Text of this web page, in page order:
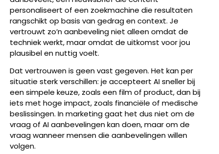
personaliseert of een zoekmachine die resultaten
rangschikt op basis van gedrag en context. Je
vertrouwt zo’n aanbeveling niet alleen omdat de
techniek werkt, maar omdat de uitkomst voor jou
plausibel en nuttig voelt.
Dat vertrouwen is geen vast gegeven. Het kan per
situatie sterk verschillen: je accepteert AI sneller bij
een simpele keuze, zoals een film of product, dan bij
iets met hoge impact, zoals financiële of medische
beslissingen. In marketing gaat het dus niet om de
vraag of AI aanbevelingen kan doen, maar om de
vraag wanneer mensen die aanbevelingen willen
volgen.